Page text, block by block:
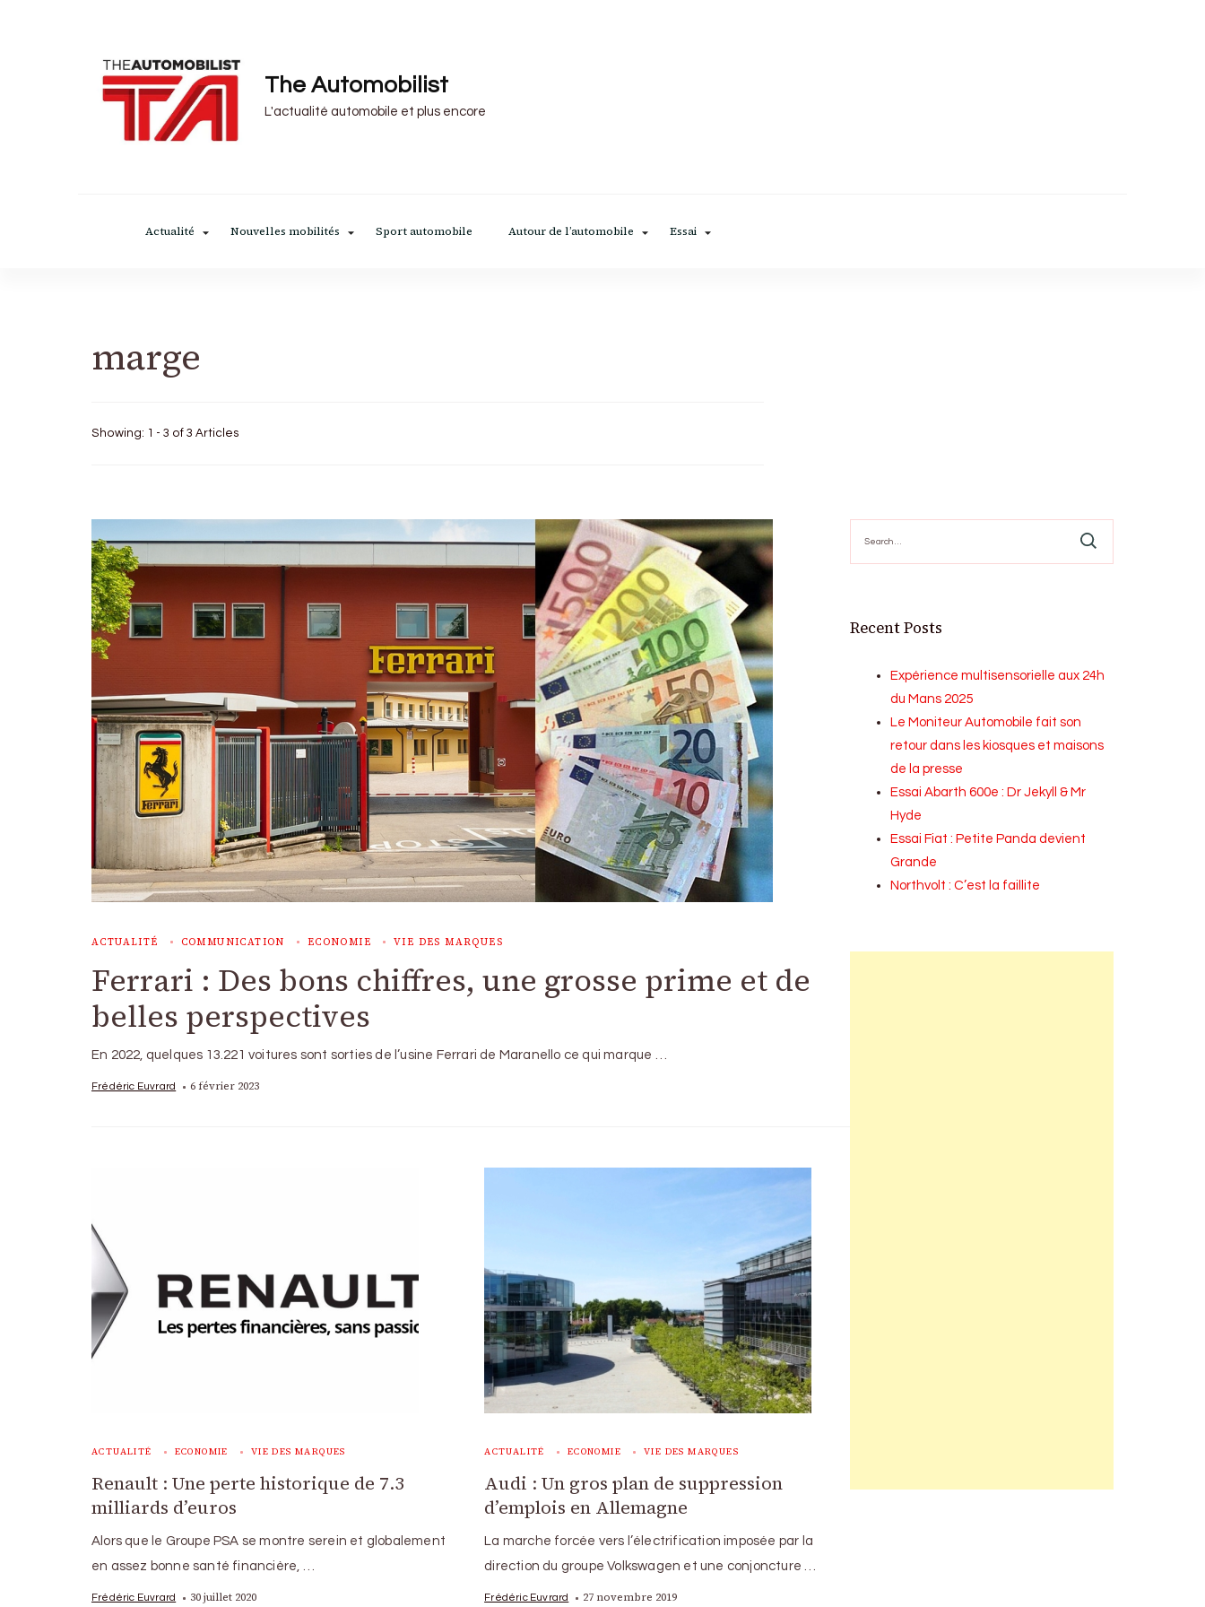
The Automobilist
L'actualité automobile et plus encore
Actualité Nouvelles mobilités Sport automobile Autour de l’automobile Essai
marge
Showing: 1 - 3 of 3 Articles
ACTUALITÉ COMMUNICATION ECONOMIE VIE DES MARQUES
Ferrari : Des bons chiffres, une grosse prime et de
belles perspectives
En 2022, quelques 13.221 voitures sont sorties de l’usine Ferrari de Maranello ce qui marque …
Frédéric Euvrard 6 février 2023
ACTUALITÉ ECONOMIE VIE DES MARQUES
Renault : Une perte historique de 7.3
milliards d’euros
Alors que le Groupe PSA se montre serein et globalement
en assez bonne santé financière, …
Frédéric Euvrard 30 juillet 2020
ACTUALITÉ ECONOMIE VIE DES MARQUES
Audi : Un gros plan de suppression
d’emplois en Allemagne
La marche forcée vers l’électrification imposée par la
direction du groupe Volkswagen et une conjoncture …
Frédéric Euvrard 27 novembre 2019
for:
Recent Posts
Expérience multisensorielle aux 24h
du Mans 2025
Le Moniteur Automobile fait son
retour dans les kiosques et maisons
de la presse
Essai Abarth 600e : Dr Jekyll & Mr
Hyde
Essai Fiat : Petite Panda devient
Grande
Northvolt : C’est la faillite